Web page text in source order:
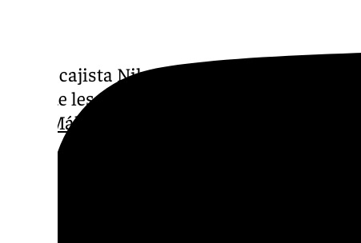
El cajista Nihad Djedovic desvela cuál
que les sonará bastante a los malaguistas
#MálagaCF